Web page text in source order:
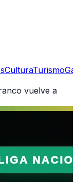
CulturaTurismo
vuelve a